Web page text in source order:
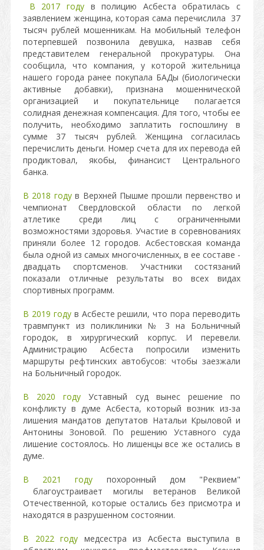
В 2017 годув полицию Асбеста обратилась с
заявлением женщина, которая сама перечислила 37
тысяч рублей мошенникам. На мобильный телефон
потерпевшей позвонила девушка, назвав себя
представителем генеральной прокуратуры. Она
сообщила, что компания, у которой жительница
нашего города ранее покупала БАДы (биологически
активные добавки), признана мошеннической
организацией и покупательнице полагается
солидная денежная компенсация. Для того, чтобы ее
получить, необходимо заплатить госпошлину в
сумме 37 тысяч рублей. Женщина согласилась
перечислить деньги. Номер счета для их перевода ей
продиктовал, якобы, финансист Центрального
банка.
В 2018 годув Верхней Пышме прошли первенство и
чемпионат Свердловской области по легкой
атлетике среди лиц с ограниченными
возможностями здоровья. Участие в соревнованиях
приняли более 12 городов. Асбестовская команда
была одной из самых многочисленных, в ее составе -
двадцать спортсменов. Участники состязаний
показали отличные результаты во всех видах
спортивных программ.
В 2019 годув Асбесте решили, что пора переводить
травмпункт из поликлиники № 3 на Больничный
городок, в хирургический корпус. И перевели.
Администрацию Асбеста попросили изменить
маршруты рефтинских автобусов: чтобы заезжали
на Больничный городок.
В 2020 году Уставный суд вынес решение по
конфликту в думе Асбеста, который возник из-за
лишения мандатов депутатов Натальи Крыловой и
Антонины Зоновой. По решению Уставного суда
лишение состоялось. Но лишенцы все же остались в
думе.
В 2021 году похоронный дом "Реквием"
благоустраивает могилы ветеранов Великой
Отечественной, которые остались без присмотра и
находятся в разрушенном состоянии.
В 2022 году медсестра из Асбеста выступила в